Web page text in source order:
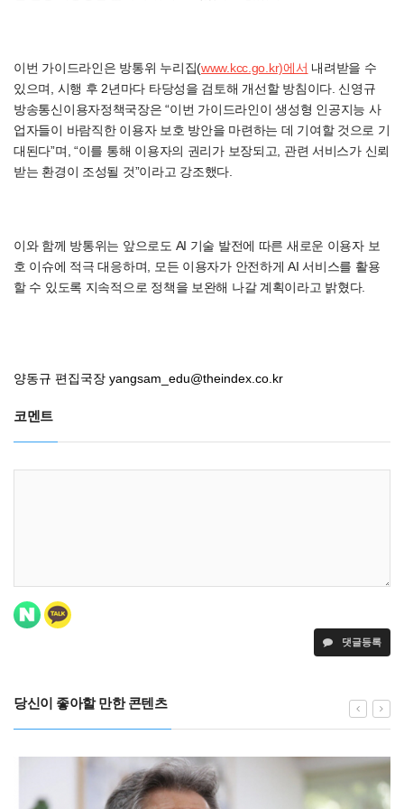
이번 가이드라인은 방통위 누리집(www.kcc.go.kr)에서 내려받을 수
있으며, 시행 후 2년마다 타당성을 검토해 개선할 방침이다. 신영규
방송통신이용자정책국장은 “이번 가이드라인이 생성형 인공지능 사
업자들이 바람직한 이용자 보호 방안을 마련하는 데 기여할 것으로 기
대된다”며, “이를 통해 이용자의 권리가 보장되고, 관련 서비스가 신뢰
받는 환경이 조성될 것”이라고 강조했다.
이와 함께 방통위는 앞으로도 AI 기술 발전에 따른 새로운 이용자 보
호 이슈에 적극 대응하며, 모든 이용자가 안전하게 AI 서비스를 활용
할 수 있도록 지속적으로 정책을 보완해 나갈 계획이라고 밝혔다.
양동규 편집국장 yangsam_edu@theindex.co.kr
코멘트
댓글등록
당신이 좋아할 만한 콘텐츠